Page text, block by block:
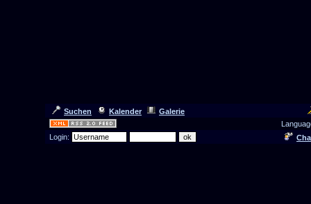
Suchen Kalender
Galerie
Login: